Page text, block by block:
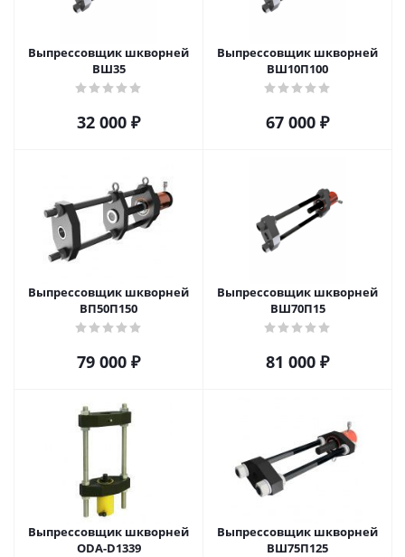
Выпрессовщик шкворней
ВШ35
32 000 ₽
Выпрессовщик шкворней
ВШ10П100
67 000 ₽
Выпрессовщик шкворней
ВП50П150
79 000 ₽
Выпрессовщик шкворней
ВШ70П15
81 000 ₽
Выпрессовщик шкворней
ODA-D1339
Выпрессовщик шкворней
ВШ75П125